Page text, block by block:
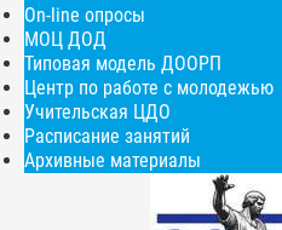
On-line опросы
МОЦ ДОД
Типовая модель ДООРП
Центр по работе с молодежью
Учительская ЦДО
Расписание занятий
Архивные материалы